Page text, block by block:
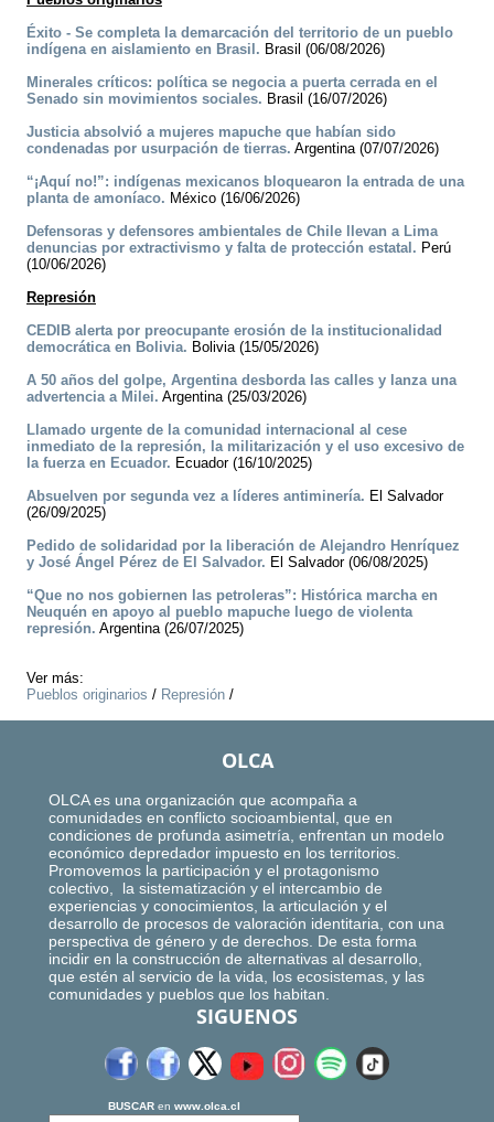
Éxito - Se completa la demarcación del territorio de un pueblo
indígena en aislamiento en Brasil. Brasil (06/08/2026)
Minerales críticos: política se negocia a puerta cerrada en el
Senado sin movimientos sociales. Brasil (16/07/2026)
Justicia absolvió a mujeres mapuche que habían sido
condenadas por usurpación de tierras. Argentina (07/07/2026)
“¡Aquí no!”: indígenas mexicanos bloquearon la entrada de una
planta de amoníaco. México (16/06/2026)
Defensoras y defensores ambientales de Chile llevan a Lima
denuncias por extractivismo y falta de protección estatal. Perú
(10/06/2026)
Represión
CEDIB alerta por preocupante erosión de la institucionalidad
democrática en Bolivia. Bolivia (15/05/2026)
A 50 años del golpe, Argentina desborda las calles y lanza una
advertencia a Milei. Argentina (25/03/2026)
Llamado urgente de la comunidad internacional al cese
inmediato de la represión, la militarización y el uso excesivo de
la fuerza en Ecuador. Ecuador (16/10/2025)
Absuelven por segunda vez a líderes antiminería. El Salvador
(26/09/2025)
Pedido de solidaridad por la liberación de Alejandro Henríquez
y José Ángel Pérez de El Salvador. El Salvador (06/08/2025)
“Que no nos gobiernen las petroleras”: Histórica marcha en
Neuquén en apoyo al pueblo mapuche luego de violenta
represión. Argentina (26/07/2025)
Ver más:
Pueblos originarios / Represión /
OLCA
OLCA es una organización que acompaña a
comunidades en conflicto socioambiental, que en
condiciones de profunda asimetría, enfrentan un modelo
económico depredador impuesto en los territorios.
Promovemos la participación y el protagonismo
colectivo, la sistematización y el intercambio de
experiencias y conocimientos, la articulación y el
desarrollo de procesos de valoración identitaria, con una
perspectiva de género y de derechos. De esta forma
incidir en la construcción de alternativas al desarrollo,
que estén al servicio de la vida, los ecosistemas, y las
comunidades y pueblos que los habitan.
SIGUENOS
BUSCAR en www.olca.cl